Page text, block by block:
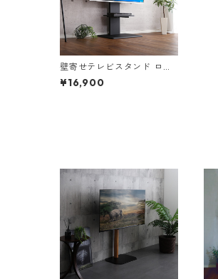
壁寄せテレビスタンド ロー
スイングタイプ【SWAT-L】
¥16,900